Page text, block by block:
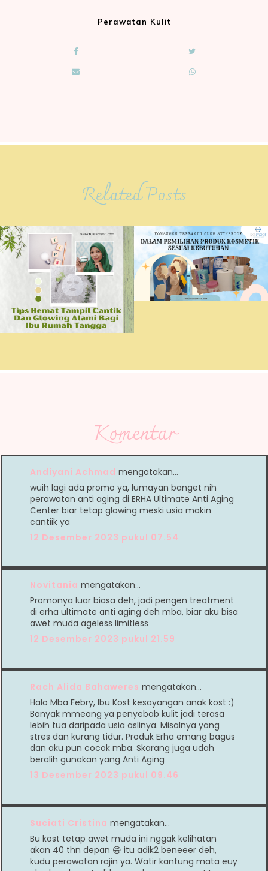
Perawatan Kulit
Related Posts
Komentar
Andiyani Achmad mengatakan…
wuih lagi ada promo ya, lumayan banget nih
perawatan anti aging di ERHA Ultimate Anti Aging
Center biar tetap glowing meski usia makin
cantiik ya
12 Desember 2023 pukul 07.54
Novitania mengatakan…
Promonya luar biasa deh, jadi pengen treatment
di erha ultimate anti aging deh mba, biar aku bisa
awet muda ageless limitless
12 Desember 2023 pukul 21.59
Rach Alida Bahaweres mengatakan…
Halo Mba Febry, Ibu Kost kesayangan anak kost :)
Banyak mmeang ya penyebab kulit jadi terasa
lebih tua daripada usia aslinya. Misalnya yang
stres dan kurang tidur. Produk Erha emang bagus
dan aku pun cocok mba. Skarang juga udah
beralih gunakan yang Anti Aging
13 Desember 2023 pukul 09.46
Suciati Cristina mengatakan…
Bu kost tetap awet muda ini nggak kelihatan
akan 40 thn depan 😁 itu adik2 beneeer deh,
kudu perawatan rajin ya. Watir kantung mata euy